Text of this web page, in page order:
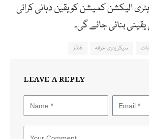
الیکشن کمیشن کو یقین دہانی کرائی
بنائی جائے گی۔
سیکریٹری خزانہ فنڈز
LEAVE A REPLY